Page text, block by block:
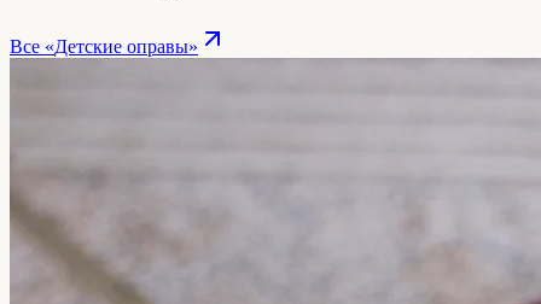
Все «Детские оправы»